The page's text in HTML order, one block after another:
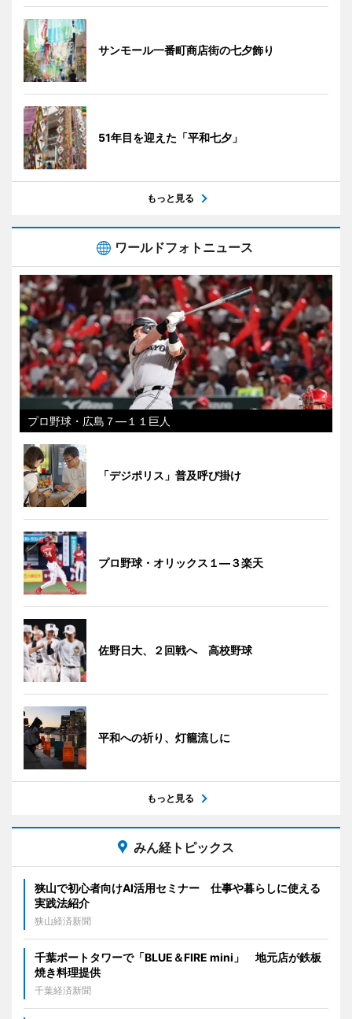
サンモール一番町商店街の七夕飾り
51年目を迎えた「平和七夕」
もっと見る
ワールドフォトニュース
プロ野球・広島７―１１巨人
「デジポリス」普及呼び掛け
プロ野球・オリックス１―３楽天
佐野日大、２回戦へ 高校野球
平和への祈り、灯籠流しに
もっと見る
みん経トピックス
狭山で初心者向けAI活用セミナー 仕事や暮らしに使える
実践法紹介
狭山経済新聞
千葉ポートタワーで「BLUE＆FIRE mini」 地元店が鉄板
焼き料理提供
千葉経済新聞